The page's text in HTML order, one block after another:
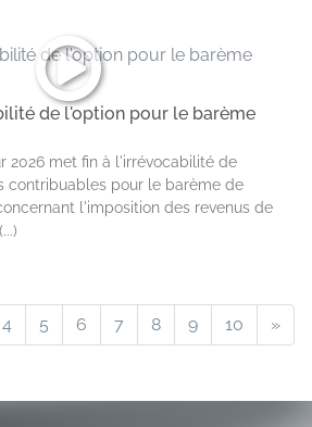
de l'option pour le barème
2026 met fin à l'irrévocabilité de
contribuables pour le barème de
l'imposition des revenus de
4 5 6 7 8 9 10 »